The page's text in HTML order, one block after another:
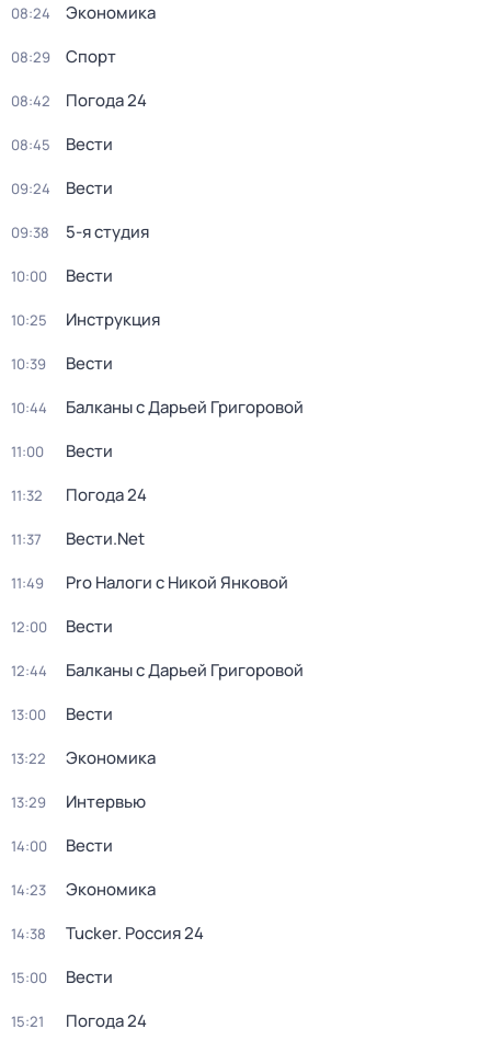
08:24 Экономика
08:29 Спорт
08:42 Погода 24
08:45 Вести
09:24 Вести
09:38 5-я студия
10:00 Вести
10:25 Инструкция
10:39 Вести
10:44 Балканы с Дарьей Григоровой
11:00 Вести
11:32 Погода 24
11:37 Вести.Net
11:49 Pro Налоги с Никой Янковой
12:00 Вести
12:44 Балканы с Дарьей Григоровой
13:00 Вести
13:22 Экономика
13:29 Интервью
14:00 Вести
14:23 Экономика
14:38 Tucker. Россия 24
15:00 Вести
15:21 Погода 24